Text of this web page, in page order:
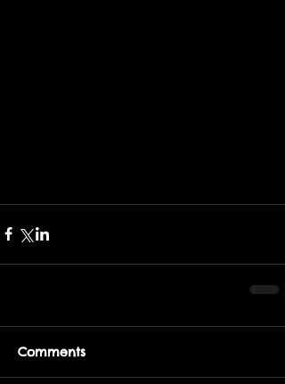
Comments